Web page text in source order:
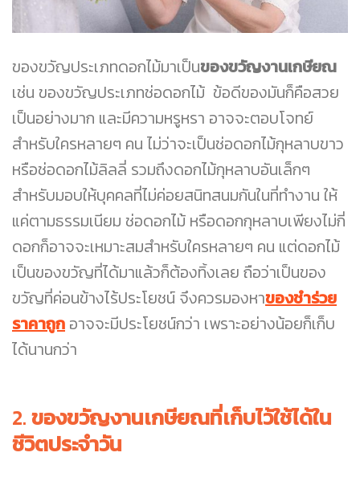
ของขวัญประเภทดอกไม้มาเป็นของขวัญงานเกษียณ
เช่น ของขวัญประเภทช่อดอกไม้ ข้อดีของมันก็คือสวย
เป็นอย่างมาก และมีความหรูหรา อาจจะตอบโจทย์
สำหรับใครหลายๆ คน ไม่ว่าจะเป็นช่อดอกไม้กุหลาบขาว
หรือช่อดอกไม้ลิลลี่ รวมถึงดอกไม้กุหลาบอันเล็กๆ
สำหรับมอบให้บุคคลที่ไม่ค่อยสนิทสนมกันในที่ทำงาน ให้
แค่ตามธรรมเนียม ช่อดอกไม้ หรือดอกกุหลาบเพียงไม่กี่
ดอกก็อาจจะเหมาะสมสำหรับใครหลายๆ คน แต่ดอกไม้
เป็นของขวัญที่ได้มาแล้วก็ต้องทิ้งเลย ถือว่าเป็นของ
ขวัญที่ค่อนข้างไร้ประโยชน์ จึงควรมองหาของชำร่วย
ราคาถูก อาจจะมีประโยชน์กว่า เพราะอย่างน้อยก็เก็บ
ได้นานกว่า
2.ของขวัญงานเกษียณที่เก็บไว้ใช้ได้ใน
ชีวิตประจำวัน